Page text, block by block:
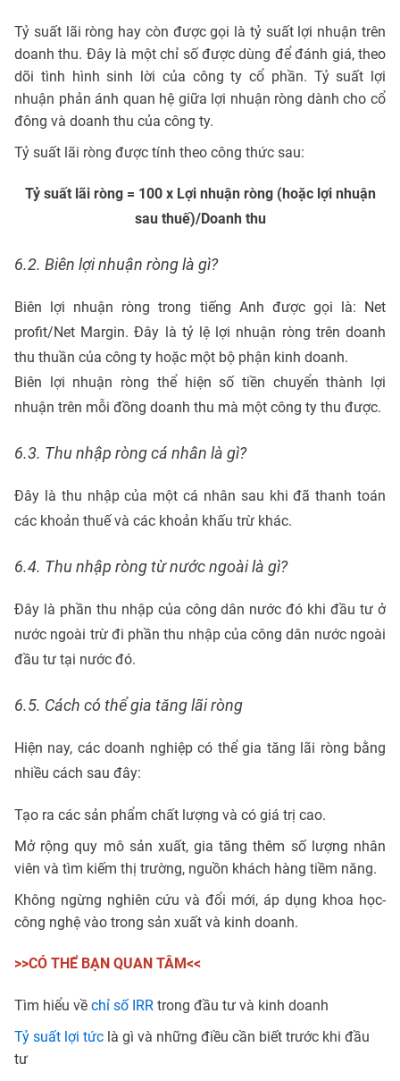
Tỷ suất lãi ròng hay còn được gọi là tỷ suất lợi nhuận trên
doanh thu. Đây là một chỉ số được dùng để đánh giá, theo
dõi tình hình sinh lời của công ty cổ phần. Tỷ suất lợi
nhuận phản ánh quan hệ giữa lợi nhuận ròng dành cho cổ
đông và doanh thu của công ty.
Tỷ suất lãi ròng được tính theo công thức sau:
Tỷ suất lãi ròng = 100 x Lợi nhuận ròng (hoặc lợi nhuận
sau thuế)/Doanh thu
6.2. Biên lợi nhuận ròng là gì?
Biên lợi nhuận ròng trong tiếng Anh được gọi là: Net
profit/Net Margin. Đây là tỷ lệ lợi nhuận ròng trên doanh
thu thuần của công ty hoặc một bộ phận kinh doanh.
Biên lợi nhuận ròng thể hiện số tiền chuyển thành lợi
nhuận trên mỗi đồng doanh thu mà một công ty thu được.
6.3. Thu nhập ròng cá nhân là gì?
Đây là thu nhập của một cá nhân sau khi đã thanh toán
các khoản thuế và các khoản khấu trừ khác.
6.4. Thu nhập ròng từ nước ngoài là gì?
Đây là phần thu nhập của công dân nước đó khi đầu tư ở
nước ngoài trừ đi phần thu nhập của công dân nước ngoài
đầu tư tại nước đó.
6.5. Cách có thể gia tăng lãi ròng
Hiện nay, các doanh nghiệp có thể gia tăng lãi ròng bằng
nhiều cách sau đây:
Tạo ra các sản phẩm chất lượng và có giá trị cao.
Mở rộng quy mô sản xuất, gia tăng thêm số lượng nhân
viên và tìm kiếm thị trường, nguồn khách hàng tiềm năng.
Không ngừng nghiên cứu và đổi mới, áp dụng khoa học-
công nghệ vào trong sản xuất và kinh doanh.
>>CÓ THỂ BẠN QUAN TÂM<<
Tìm hiểu về chỉ số IRR trong đầu tư và kinh doanh
Tỷ suất lợi tức là gì và những điều cần biết trước khi đầu
tư